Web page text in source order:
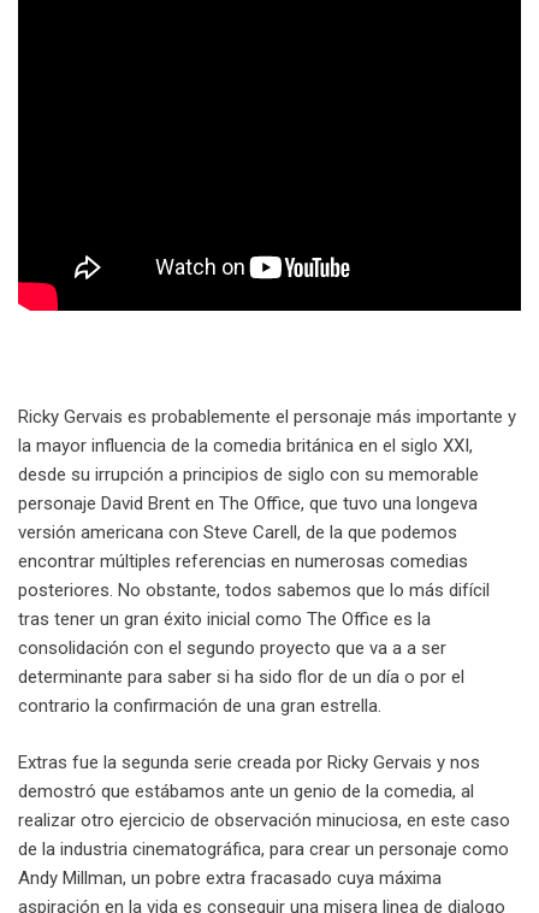
Ricky Gervais es probablemente el personaje más importante y
la mayor influencia de la comedia británica en el siglo XXI,
desde su irrupción a principios de siglo con su memorable
personaje David Brent en The Office, que tuvo una longeva
versión americana con Steve Carell, de la que podemos
encontrar múltiples referencias en numerosas comedias
posteriores. No obstante, todos sabemos que lo más difícil
tras tener un gran éxito inicial como The Office es la
consolidación con el segundo proyecto que va a a ser
determinante para saber si ha sido flor de un día o por el
contrario la confirmación de una gran estrella.
Extras fue la segunda serie creada por Ricky Gervais y nos
demostró que estábamos ante un genio de la comedia, al
realizar otro ejercicio de observación minuciosa, en este caso
de la industria cinematográfica, para crear un personaje como
Andy Millman, un pobre extra fracasado cuya máxima
aspiración en la vida es conseguir una misera linea de dialogo